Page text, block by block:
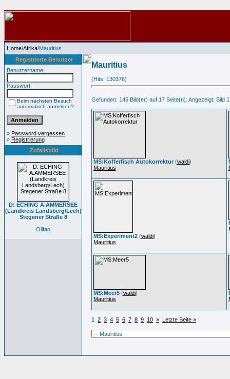
Home/Afrika/Mauritius
Registrierte Benutzer
Benutzername:
Passwort:
Beim nächsten Besuch
automatisch anmelden?
» Password vergessen
» Registrierung
Zufallsbild
D: ECHING A.AMMERSEE
(Landkreis Landsberg/Lech)
Stegener Straße 8
Olifan
Mauritius
(Hits: 130376)
Gefunden: 145 Bild(er) auf 17 Seite(n). Angezeigt: Bild
MS:Kofferfisch Autokorrektur(waldi)
Mauritius
MS:Experiment2 (waldi)
Mauritius
MS:Meer5 (waldi)
Mauritius
1 2 3 4 5 6 7 8 9 10 » Letzte Seite »